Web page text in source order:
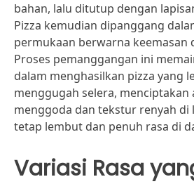
bahan, lalu ditutup dengan
Pizza kemudian dipanggang
permukaan berwarna keemasan
Proses pemanggangan ini
dalam menghasilkan pizza yang
menggugah selera, menciptakan
menggoda dan tekstur renyah di
tetap lembut dan penuh rasa di
Variasi Rasa